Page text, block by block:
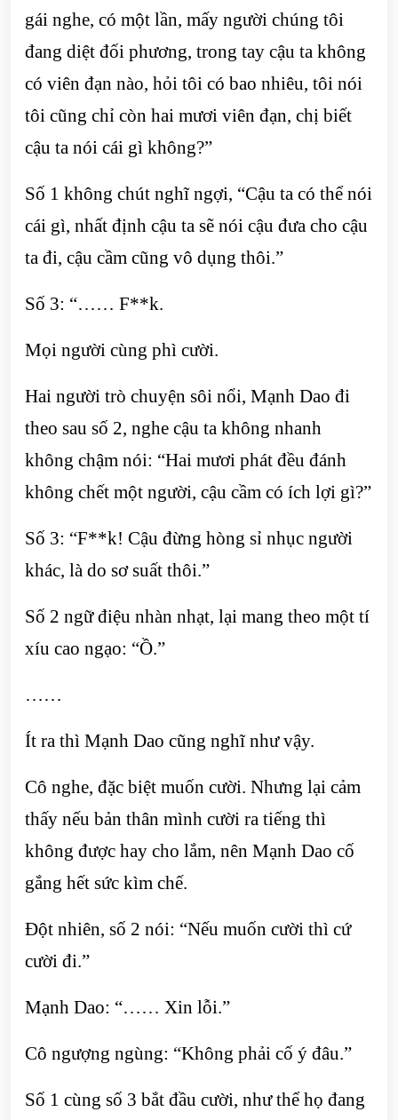
gái nghe, có một lần, mấy người chúng tôi
đang diệt đối phương, trong tay cậu ta không
có viên đạn nào, hỏi tôi có bao nhiêu, tôi nói
tôi cũng chỉ còn hai mươi viên đạn, chị biết
cậu ta nói cái gì không?”
Số 1 không chút nghĩ ngợi, “Cậu ta có thể nói
cái gì, nhất định cậu ta sẽ nói cậu đưa cho cậu
ta đi, cậu cầm cũng vô dụng thôi.”
Số 3: “…… F**k.
Mọi người cùng phì cười.
Hai người trò chuyện sôi nổi, Mạnh Dao đi
theo sau số 2, nghe cậu ta không nhanh
không chậm nói: “Hai mươi phát đều đánh
không chết một người, cậu cầm có ích lợi gì?”
Số 3: “F**k! Cậu đừng hòng sỉ nhục người
khác, là do sơ suất thôi.”
Số 2 ngữ điệu nhàn nhạt, lại mang theo một tí
xíu cao ngạo: “Ồ.”
……
Ít ra thì Mạnh Dao cũng nghĩ như vậy.
Cô nghe, đặc biệt muốn cười. Nhưng lại cảm
thấy nếu bản thân mình cười ra tiếng thì
không được hay cho lắm, nên Mạnh Dao cố
gắng hết sức kìm chế.
Đột nhiên, số 2 nói: “Nếu muốn cười thì cứ
cười đi.”
Mạnh Dao: “…… Xin lỗi.”
Cô ngượng ngùng: “Không phải cố ý đâu.”
Số 1 cùng số 3 bắt đầu cười, như thể họ đang